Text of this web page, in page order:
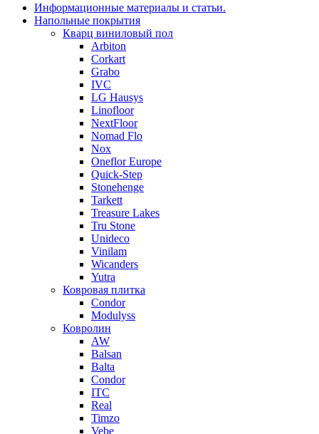
Информационные материалы и статьи.
Напольные покрытия
Кварц виниловый пол
Arbiton
Corkart
Grabo
IVC
LG Hausys
Linofloor
NextFloor
Nomad Flo
Nox
Oneflor Europe
Quick-Step
Stonehenge
Tarkett
Treasure Lakes
Tru Stone
Unideco
Vinilam
Wicanders
Yutra
Ковровая плитка
Condor
Modulyss
Ковролин
AW
Balsan
Balta
Condor
ITC
Real
Timzo
Vebe